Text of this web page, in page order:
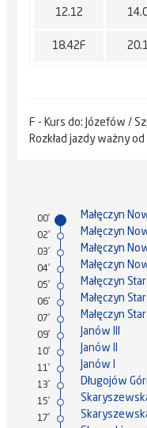
12.12
18.42F
F - Kurs do: Józefów /
Rozkład jazdy ważny
00' Małęczyn
02' Małęczyn
03' Małęczyn
04' Małęczyn
05' Małęczyn
06' Małęczyn
07' Małęczyn
09' Janów III
10' Janów II
11' Janów I
13' Długojów
15'
17'